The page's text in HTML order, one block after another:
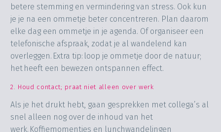
betere stemming en vermindering van stress. Ook kun
je je na een ommetje beter concentreren. Plan daarom
elke dag een ommetje in je agenda. Of organiseer een
telefonische afspraak, zodat je al wandelend kan
overleggen. Extra tip: loop je ommetje door de natuur;
het heeft een bewezen ontspannen effect.
2. Houd contact; praat niet alleen over werk
Als je het drukt hebt, gaan gesprekken met collega’s al
snel alleen nog over de inhoud van het
werk. Koffiemomentjes en lunchwandelingen